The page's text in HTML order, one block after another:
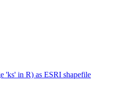
'ks' in R) as ESRI shapefile